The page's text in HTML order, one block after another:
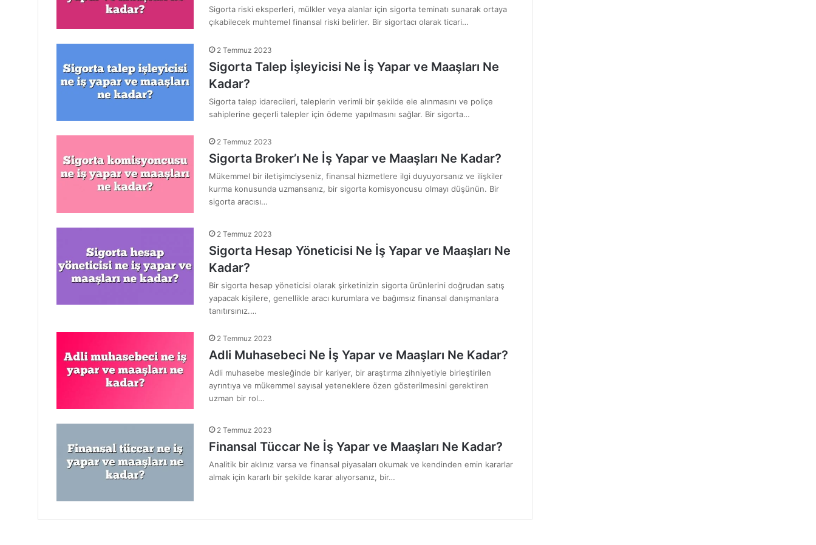
Sigorta riski eksperleri, mülkler veya alanlar için sigorta teminatı sunarak ortaya
çıkabilecek muhtemel finansal riski belirler. Bir sigortacı olarak ticari…
2 Temmuz 2023
Sigorta Talep İşleyicisi Ne İş Yapar ve Maaşları Ne
Kadar?
Sigorta talep idarecileri, taleplerin verimli bir şekilde ele alınmasını ve poliçe
sahiplerine geçerli talepler için ödeme yapılmasını sağlar. Bir sigorta…
2 Temmuz 2023
Sigorta Broker’ı Ne İş Yapar ve Maaşları Ne Kadar?
Mükemmel bir iletişimciyseniz, finansal hizmetlere ilgi duyuyorsanız ve ilişkiler
kurma konusunda uzmansanız, bir sigorta komisyoncusu olmayı düşünün. Bir
sigorta aracısı…
2 Temmuz 2023
Sigorta Hesap Yöneticisi Ne İş Yapar ve Maaşları Ne
Kadar?
Bir sigorta hesap yöneticisi olarak şirketinizin sigorta ürünlerini doğrudan satış
yapacak kişilere, genellikle aracı kurumlara ve bağımsız finansal danışmanlara
tanıtırsınız.…
2 Temmuz 2023
Adli Muhasebeci Ne İş Yapar ve Maaşları Ne Kadar?
Adli muhasebe mesleğinde bir kariyer, bir araştırma zihniyetiyle birleştirilen
ayrıntıya ve mükemmel sayısal yeteneklere özen gösterilmesini gerektiren
uzman bir rol…
2 Temmuz 2023
Finansal Tüccar Ne İş Yapar ve Maaşları Ne Kadar?
Analitik bir aklınız varsa ve finansal piyasaları okumak ve kendinden emin kararlar
almak için kararlı bir şekilde karar alıyorsanız, bir…